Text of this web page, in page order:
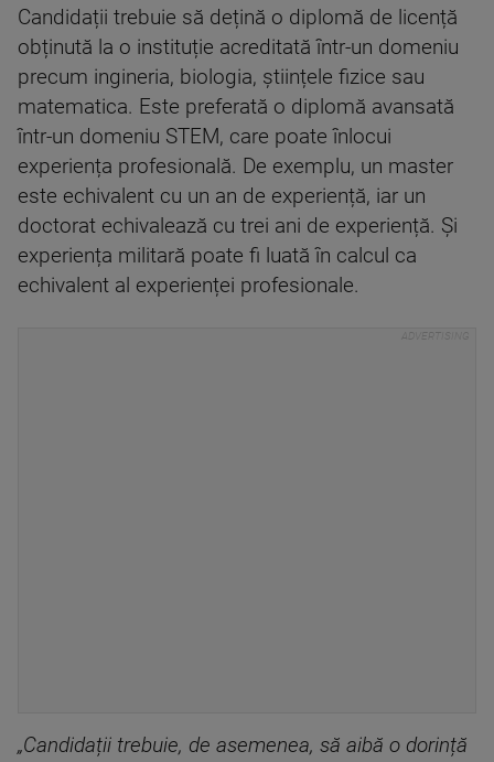
Candidații trebuie să dețină o diplomă de licență
obținută la o instituție acreditată într-un domeniu
precum ingineria, biologia, științele fizice sau
matematica. Este preferată o diplomă avansată
într-un domeniu STEM, care poate înlocui
experiența profesională. De exemplu, un master
este echivalent cu un an de experiență, iar un
doctorat echivalează cu trei ani de experiență. Și
experiența militară poate fi luată în calcul ca
echivalent al experienței profesionale.
„Candidații trebuie, de asemenea, să aibă o dorință